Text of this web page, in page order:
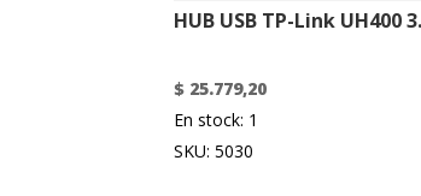
HUB USB TP-Link UH400
$ 25.779,20
En stock: 1
SKU: 5030